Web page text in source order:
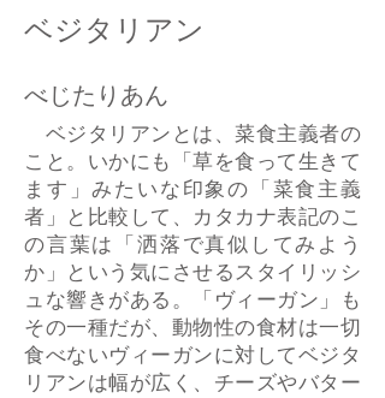
ベジタリアン
べじたりあん
ベジタリアンとは、菜食主義者の
こと。いかにも「草を食って生きて
ます」みたいな印象の「菜食主義
者」と比較して、カタカナ表記のこ
の言葉は「洒落で真似してみよう
か」という気にさせるスタイリッシ
ュな響きがある。「ヴィーガン」も
その一種だが、動物性の食材は一切
食べないヴィーガンに対してベジタ
リアンは幅が広く、チーズやバター